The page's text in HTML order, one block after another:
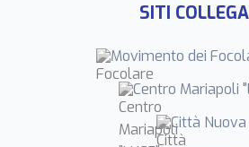
SITI
Movimento dei
Centro Mariapoli
Città Nuova